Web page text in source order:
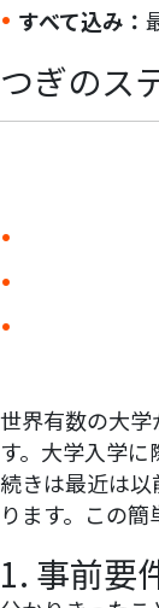
すべて込み：
つぎのス
世界有数の大
す。大学入学
続きは最近は
ります。この
1. 事前要